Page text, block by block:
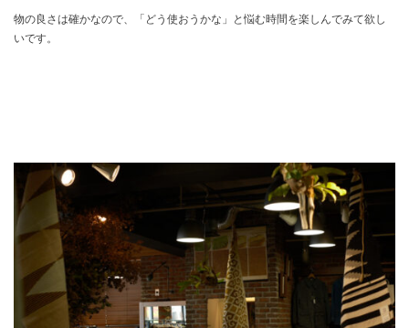
物の良さは確かなので、「どう使おうかな」と悩む時間を楽しんでみて欲し
いです。